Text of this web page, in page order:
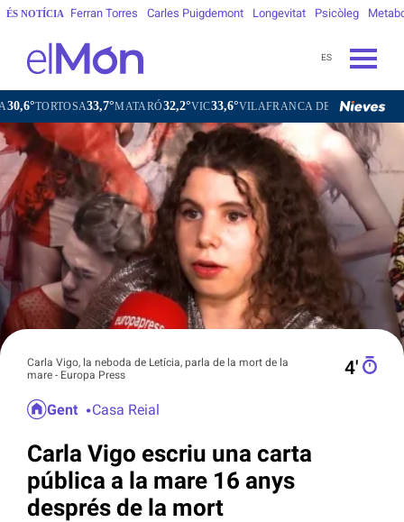
ÉS NOTÍCIA Ferran Torres Carles Puigdemont Longevitat Psicòleg
ES
MATARÓ32,2°VIC33,6°VILAFRANCA DEL PENEDÈS31,8° VILANOVA I
Carla Vigo, la neboda de Letícia, parla de la mort de la
mare - Europa Press
4′
Gent Casa Reial
Carla Vigo escriu una carta
pública a la mare 16 anys
després de la mort